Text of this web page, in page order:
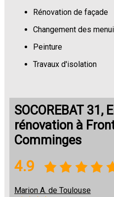
Rénovation de façade
Changement des
Peinture
Travaux d'isolation
SOCOREBAT 31,
rénovation à
Comminges
4.9
Marion A. de Toulouse